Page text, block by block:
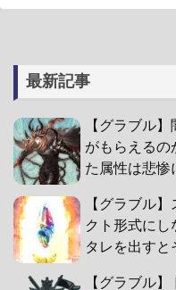
最新記事
【グラブル
がもらえる
た属性は悲惨
【グラブル
クト形式にし
タレを出すと
【グラブル